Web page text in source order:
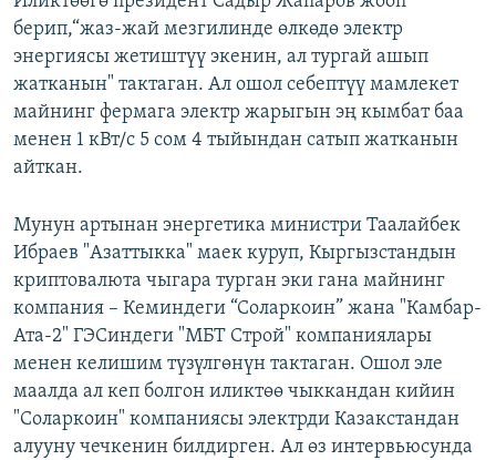
берип,“жаз-жай мезгилинде өлкөдө электр
энергиясы жетиштүү экенин, ал тургай ашып
жатканын" тактаган. Ал ошол себептүү мамлекет
майнинг фермага электр жарыгын эң кымбат баа
менен 1 кВт/с 5 сом 4 тыйындан сатып жатканын
айткан.
Мунун артынан энергетика министри Таалайбек
Ибраев "Азаттыкка" маек куруп, Кыргызстандын
криптовалюта чыгара турган эки гана майнинг
компания – Кеминдеги “Соларкоин” жана "Камбар-
Ата-2" ГЭСиндеги "МБТ Строй" компаниялары
менен келишим түзүлгөнүн тактаган. Ошол эле
маалда ал кеп болгон иликтөө чыккандан кийин
"Соларкоин" компаниясы электрди Казакстандан
алууну чечкенин билдирген. Ал өз интервьюсунда